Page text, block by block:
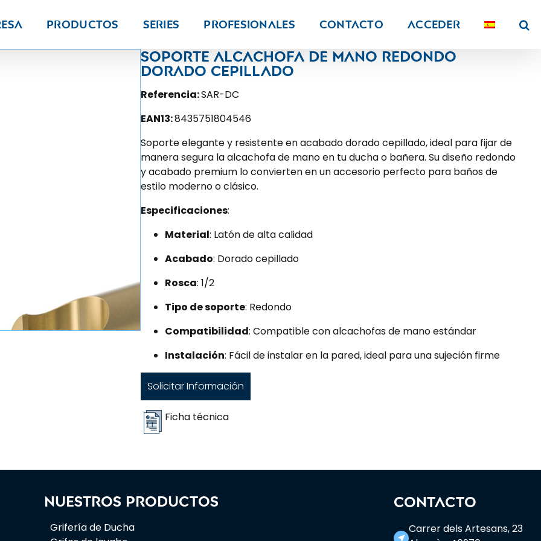
Productos Series PROFESIONALES Contacto Acceder
Soporte alcachofa de mano redondo
dorado cepillado
Referencia:SAR-DC
EAN13:8435751804546
Soporte elegante y resistente en acabado dorado cepillado, ideal para fijar de
manera segura la alcachofa de mano en tu ducha o bañera. Su diseño redondo
y acabado premium lo convierten en un accesorio perfecto para baños de
estilo moderno o clásico.
Especificaciones:
Material: Latón de alta calidad
Acabado: Dorado cepillado
Rosca: 1/2
Tipo de soporte: Redondo
Compatibilidad: Compatible con alcachofas de mano estándar
Instalación: Fácil de instalar en la pared, ideal para una sujeción firme
Solicitar Información
Ficha técnica
Nuestros productos
Grifería de Ducha
CONTACTO
near_me
Carrer dels Artesans, 23